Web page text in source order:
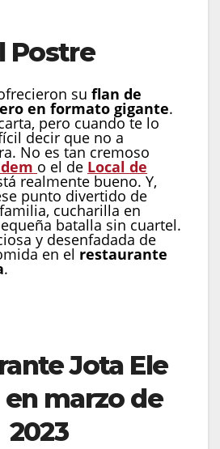
Postre
su flan de
en formato gigante.
pero cuando te lo
decir que no a
No es tan cremoso
o el de Local de
realmente bueno. Y,
punto divertido de
cucharilla en
batalla sin cuartel.
y desenfadada de
en el restaurante
.
Jota Ele
en marzo de
2023